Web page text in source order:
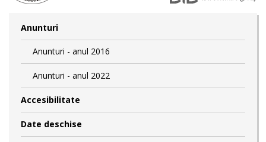
Anunturi
Anunturi - anul 2016
Anunturi - anul 2022
Accesibilitate
Date deschise